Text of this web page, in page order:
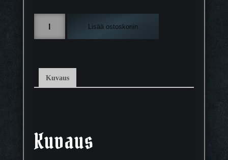
n
r
u
e
Lisää ostoskoriin
Kuvaus
Kuvaus